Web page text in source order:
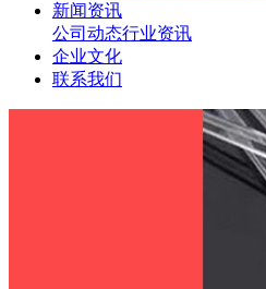
新闻资讯
公司动态行业资讯
企业文化
联系我们